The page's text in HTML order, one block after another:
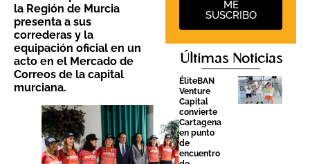
la Región de Murcia
presenta a sus
correderas y la
equipación oficial en un
acto en el Mercado de
Correos de la capital
murciana.
ME
SUSCRIBO
Últimas Noticias
ÉliteBAN
Venture
Capital
convierte
Cartagena
en punto
de
encuentro